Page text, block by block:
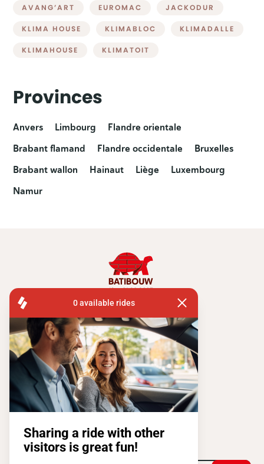
AVANG’ART EUROMAC JACKODUR
KLIMA HOUSE KLIMABLOC KLIMADALLE
KLIMAHOUSE KLIMATOIT
Provinces
Anvers Limbourg
Flandre orientale
Brabant flamand
Flandre occidentale
Bruxelles
Brabant wallon
Hainaut Liège
Luxembourg
Namur
FISA OPERATIONS
SQUARE DE L'ATOMIUM, 1 BP 505
1020 BRUXELLES
Tel:+ 32 2 663 14 01
Restons connectés !